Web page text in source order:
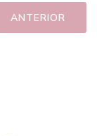
ANTERIOR